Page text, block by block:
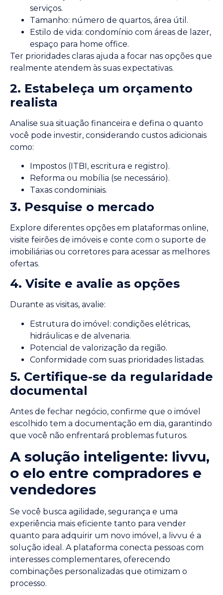
serviços.
Tamanho: número de quartos, área útil.
Estilo de vida: condomínio com áreas de lazer,
espaço para home office.
Ter prioridades claras ajuda a focar nas opções que
realmente atendem às suas expectativas.
2. Estabeleça um orçamento
realista
Analise sua situação financeira e defina o quanto
você pode investir, considerando custos adicionais
como:
Impostos (ITBI, escritura e registro).
Reforma ou mobília (se necessário).
Taxas condominiais.
3. Pesquise o mercado
Explore diferentes opções em plataformas online,
visite feirões de imóveis e conte com o suporte de
imobiliárias ou corretores para acessar as melhores
ofertas.
4. Visite e avalie as opções
Durante as visitas, avalie:
Estrutura do imóvel: condições elétricas,
hidráulicas e de alvenaria.
Potencial de valorização da região.
Conformidade com suas prioridades listadas.
5. Certifique-se da regularidade
documental
Antes de fechar negócio, confirme que o imóvel
escolhido tem a documentação em dia, garantindo
que você não enfrentará problemas futuros.
A solução inteligente: livvu,
o elo entre compradores e
vendedores
Se você busca agilidade, segurança e uma
experiência mais eficiente tanto para vender
quanto para adquirir um novo imóvel, a livvu é a
solução ideal. A plataforma conecta pessoas com
interesses complementares, oferecendo
combinações personalizadas que otimizam o
processo.